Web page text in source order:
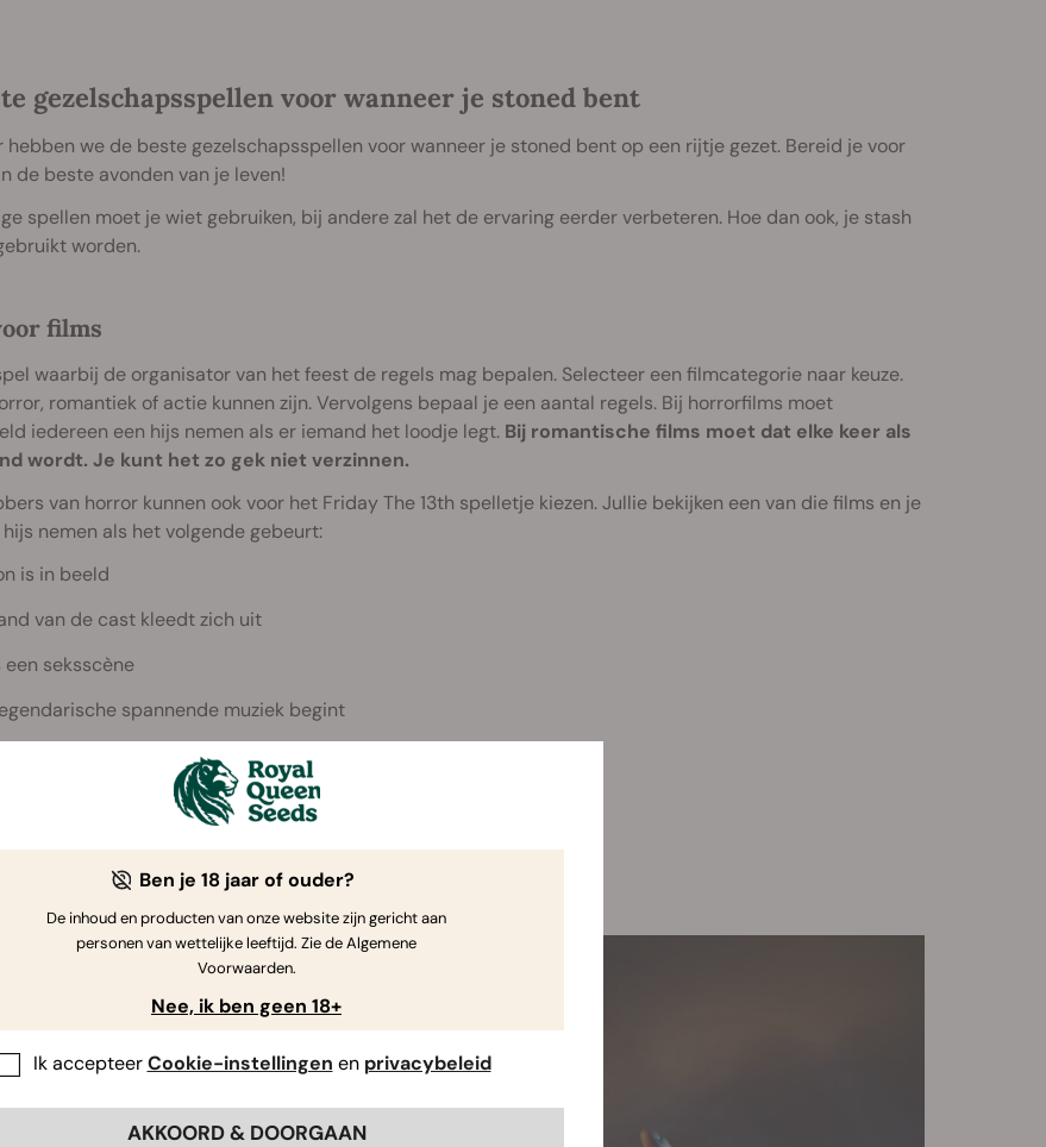
gezelschapsspellen voor wanneer je stoned bent
hebben we de beste gezelschapsspellen voor wanneer je stoned bent op een rijtje gezet. Bereid je voor
de beste avonden van je leven!
spellen moet je wiet gebruiken, bij andere zal het de ervaring eerder verbeteren. Hoe dan ook, je stash
worden.
films
waarbij de organisator van het feest de regels mag bepalen. Selecteer een filmcategorie naar keuze.
romantiek of actie kunnen zijn. Vervolgens bepaal je een aantal regels. Bij horrorfilms moet
iedereen een hijs nemen als er iemand het loodje legt. Bij romantische films moet dat elke keer als
wordt. Je kunt het zo gek niet verzinnen.
van horror kunnen ook voor het Friday The 13th spelletje kiezen. Jullie bekijken een van die films en je
nemen als het volgende gebeurt:
is in beeld
van de cast kleedt zich uit
een seksscène
spannende muziek begint
gilt het uit (in de film of in het echt)
zegt "Jason"
heeft iemand alle 11 films gehaald.
Ben je 18 jaar of ouder?
De inhoud en producten van onze website zijn gericht aan
personen van wettelijke leeftijd. Zie de Algemene
Voorwaarden.
Nee, ik ben geen 18+
Ik accepteerCookie-instellingen en privacybeleid
AKKOORD & DOORGAAN